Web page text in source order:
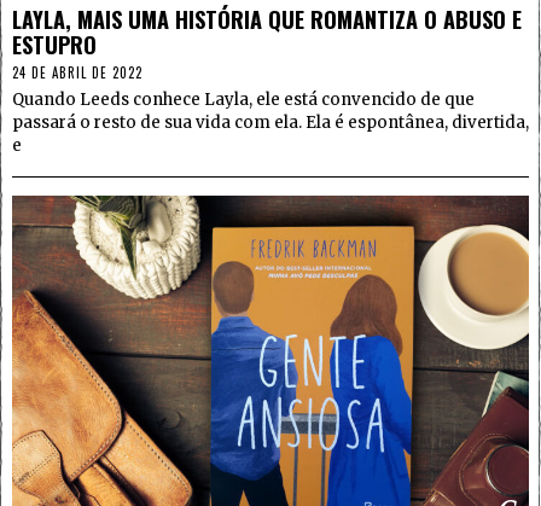
LAYLA, MAIS UMA HISTÓRIA QUE ROMANTIZA O ABUSO E
ESTUPRO
24 DE ABRIL DE 2022
Quando Leeds conhece Layla, ele está convencido de que
passará o resto de sua vida com ela. Ela é espontânea, divertida,
e